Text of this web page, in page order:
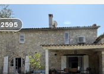
2595